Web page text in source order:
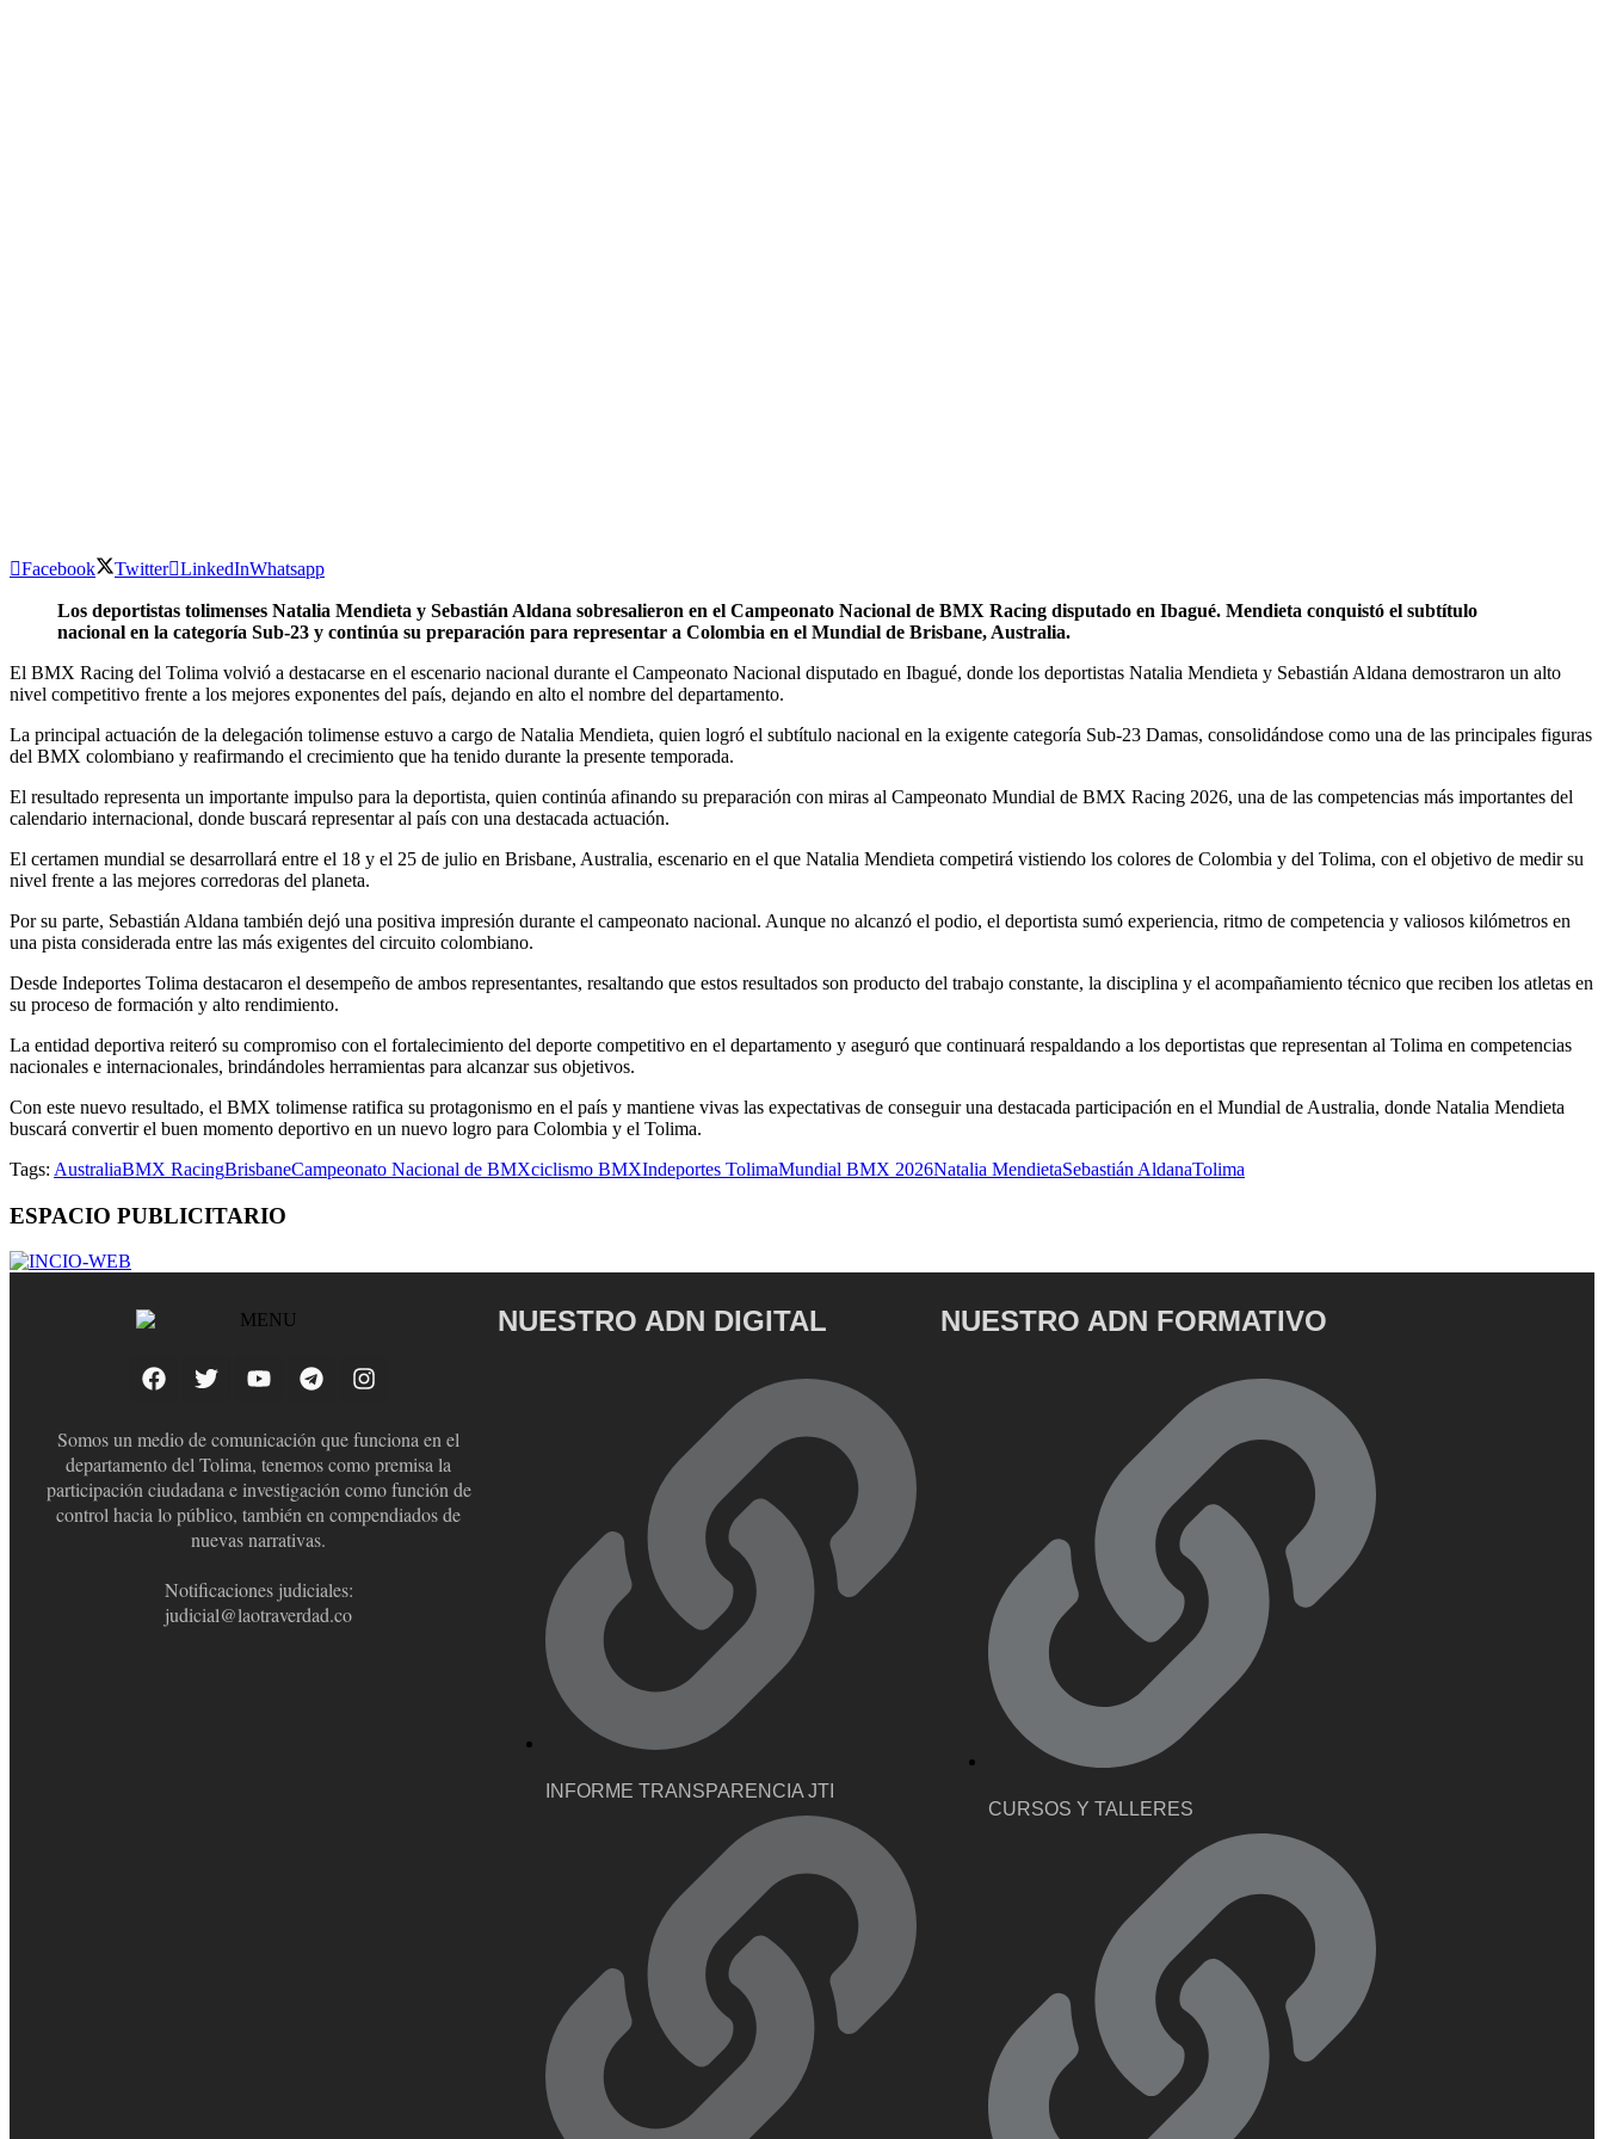
Facebook Twitter LinkedInWhatsapp
Los deportistas tolimenses Natalia Mendieta y Sebastián Aldana sobresalieron en el Campeonato Nacional de BMX Racing disputado en Ibagué. Mendieta conquistó el subtítulo
nacional en la categoría Sub-23 y continúa su preparación para representar a Colombia en el Mundial de Brisbane, Australia.
El BMX Racing del Tolima volvió a destacarse en el escenario nacional durante el Campeonato Nacional disputado en Ibagué, donde los deportistas Natalia Mendieta y Sebastián Aldana demostraron un alto
nivel competitivo frente a los mejores exponentes del país, dejando en alto el nombre del departamento.
La principal actuación de la delegación tolimense estuvo a cargo de Natalia Mendieta, quien logró el subtítulo nacional en la exigente categoría Sub-23 Damas, consolidándose como una de las principales figuras
del BMX colombiano y reafirmando el crecimiento que ha tenido durante la presente temporada.
El resultado representa un importante impulso para la deportista, quien continúa afinando su preparación con miras al Campeonato Mundial de BMX Racing 2026, una de las competencias más importantes del
calendario internacional, donde buscará representar al país con una destacada actuación.
El certamen mundial se desarrollará entre el 18 y el 25 de julio en Brisbane, Australia, escenario en el que Natalia Mendieta competirá vistiendo los colores de Colombia y del Tolima, con el objetivo de medir su
nivel frente a las mejores corredoras del planeta.
Por su parte, Sebastián Aldana también dejó una positiva impresión durante el campeonato nacional. Aunque no alcanzó el podio, el deportista sumó experiencia, ritmo de competencia y valiosos kilómetros en
una pista considerada entre las más exigentes del circuito colombiano.
Desde Indeportes Tolima destacaron el desempeño de ambos representantes, resaltando que estos resultados son producto del trabajo constante, la disciplina y el acompañamiento técnico que reciben los atletas en
su proceso de formación y alto rendimiento.
La entidad deportiva reiteró su compromiso con el fortalecimiento del deporte competitivo en el departamento y aseguró que continuará respaldando a los deportistas que representan al Tolima en competencias
nacionales e internacionales, brindándoles herramientas para alcanzar sus objetivos.
Con este nuevo resultado, el BMX tolimense ratifica su protagonismo en el país y mantiene vivas las expectativas de conseguir una destacada participación en el Mundial de Australia, donde Natalia Mendieta
buscará convertir el buen momento deportivo en un nuevo logro para Colombia y el Tolima.
Tags: AustraliaBMX RacingBrisbaneCampeonato Nacional de BMXciclismo BMXIndeportes TolimaMundial BMX 2026Natalia MendietaSebastián AldanaTolima
ESPACIO PUBLICITARIO
Somos un medio de comunicación que funciona en el
departamento del Tolima, tenemos como premisa la
participación ciudadana e investigación como función de
control hacia lo público, también en compendiados de
nuevas narrativas.
Notificaciones judiciales:
judicial@laotraverdad.co
NUESTRO ADN DIGITAL
INFORME TRANSPARENCIA JTI
NUESTRO ADN FORMATIVO
CURSOS Y TALLERES